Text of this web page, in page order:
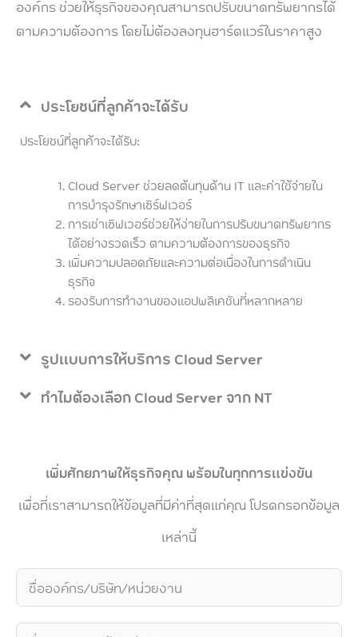
องค์กร ช่วยให้ธุรกิจของคุณสามารถปรับขนาดทรัพยากรได้
ตามความต้องการ โดยไม่ต้องลงทุนฮาร์ดแวร์ในราคาสูง
ประโยชน์ที่ลูกค้าจะได้รับ
ประโยชน์ที่ลูกค้าจะได้รับ:
Cloud Server ช่วยลดต้นทุนด้าน IT และค่าใช้จ่ายใน
การบำรุงรักษาเซิร์ฟเวอร์
การเช่าเซิฟเวอร์ช่วยให้ง่ายในการปรับขนาดทรัพยากร
ได้อย่างรวดเร็ว ตามความต้องการของธุรกิจ
เพิ่มความปลอดภัยและความต่อเนื่องในการดำเนิน
ธุรกิจ
รองรับการทำงานของแอปพลิเคชันที่หลากหลาย
รูปแบบการให้บริการ Cloud Server
ทำไมต้องเลือก Cloud Server จาก NT
เพิ่มศักยภาพให้ธุรกิจคุณ พร้อมในทุกการแข่งขัน
เพื่อที่เราสามารถให้ข้อมูลที่มีค่าที่สุดแก่คุณ โปรดกรอกข้อมูล
เหล่านี้